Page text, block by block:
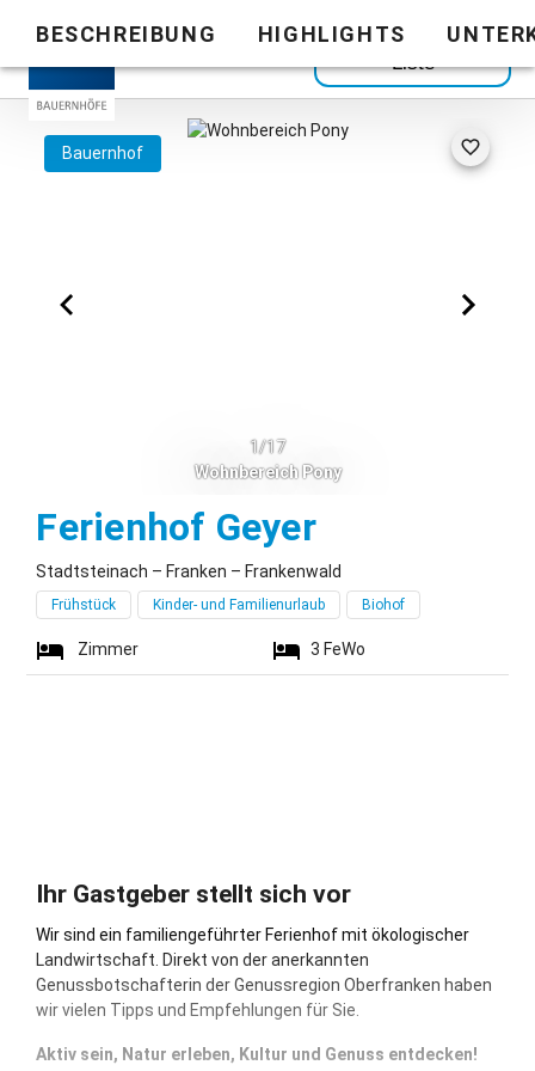
Zurück zur
Liste
BESCHREIBUNG HIGHLIGHTS
Bauernhof
1/17
Wohnbereich Pony
Ferienhof Geyer
Stadtsteinach – Franken – Frankenwald
Frühstück Kinder- und Familienurlaub Biohof
Zimmer 3 FeWo
Ihr Gastgeber stellt sich vor
Wir sind ein familiengeführter Ferienhof mit ökologischer
Landwirtschaft. Direkt von der anerkannten
Genussbotschafterin der Genussregion Oberfranken haben
wir vielen Tipps und Empfehlungen für Sie.
Aktiv sein, Natur erleben, Kultur und Genuss entdecken!